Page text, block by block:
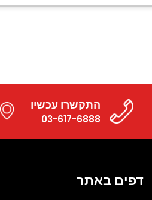
התקשרו עכשיו
03-617-6888
דפים באתר